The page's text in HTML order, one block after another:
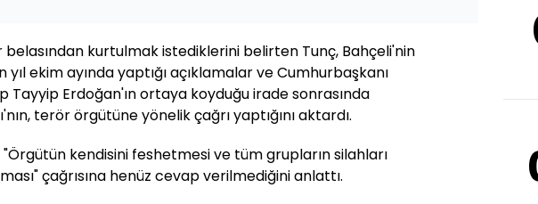
belasından kurtulmak istediklerini belirten Tunç, Bahçeli'nin
yıl ekim ayında yaptığı açıklamalar ve Cumhurbaşkanı
Tayyip Erdoğan'ın ortaya koyduğu irade sonrasında
terör örgütüne yönelik çağrı yaptığını aktardı.
"Örgütün kendisini feshetmesi ve tüm grupların silahları
çağrısına henüz cevap verilmediğini anlattı.